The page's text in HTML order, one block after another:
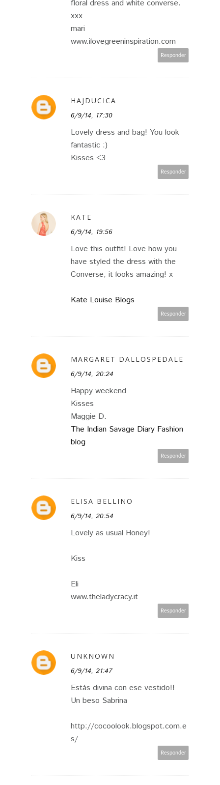
floral dress and white converse.
xxx
mari
www.ilovegreeninspiration.com
Responder
HAJDUCICA
6/9/14, 17:30
Lovely dress and bag! You look
fantastic :)
Kisses <3
Responder
KATE
6/9/14, 19:56
Love this outfit! Love how you
have styled the dress with the
Converse, it looks amazing! x
Kate Louise Blogs
Responder
MARGARET DALLOSPEDALE
6/9/14, 20:24
Happy weekend
Kisses
Maggie D.
The Indian Savage Diary Fashion
blog
Responder
ELISA BELLINO
6/9/14, 20:54
Lovely as usual Honey!
Kiss
Eli
www.theladycracy.it
Responder
UNKNOWN
6/9/14, 21:47
Estás divina con ese vestido!!
Un beso Sabrina
http://cocoolook.blogspot.com.e
s/
Responder